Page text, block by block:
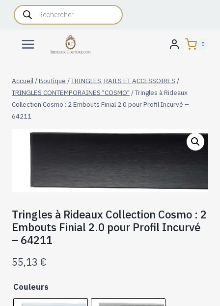
AllerRecherche
de
produits
0
Accueil /Boutique /TRINGLES, RAILS ET ACCESSOIRES /
TRINGLES CONTEMPORAINES "COSMO" /Tringles à Rideaux
Collection Cosmo : 2 Embouts Finial 2.0 pour Profil Incurvé –
64211
Tringles à Rideaux Collection Cosmo : 2
Embouts Finial 2.0 pour Profil Incurvé
– 64211
55,13 €
Couleurs